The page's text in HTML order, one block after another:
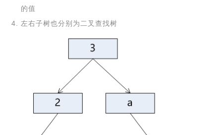
的值
左右子树也分别为二叉查找树